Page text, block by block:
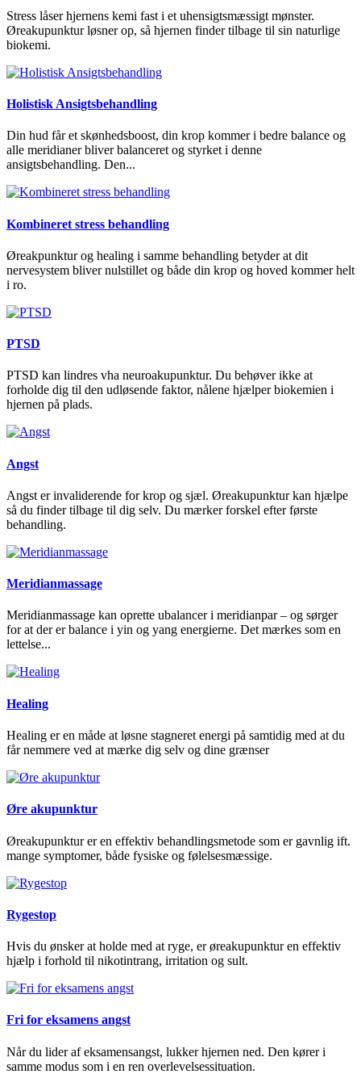
Stress låser hjernens kemi fast i et uhensigtsmæssigt mønster.
Øreakupunktur løsner op, så hjernen finder tilbage til sin naturlige
biokemi.
Holistisk Ansigtsbehandling
Din hud får et skønhedsboost, din krop kommer i bedre balance og
alle meridianer bliver balanceret og styrket i denne
ansigtsbehandling. Den...
Kombineret stress behandling
Øreakpunktur og healing i samme behandling betyder at dit
nervesystem bliver nulstillet og både din krop og hoved kommer helt
i ro.
PTSD
PTSD kan lindres vha neuroakupunktur. Du behøver ikke at
forholde dig til den udløsende faktor, nålene hjælper biokemien i
hjernen på plads.
Angst
Angst er invaliderende for krop og sjæl. Øreakupunktur kan hjælpe
så du finder tilbage til dig selv. Du mærker forskel efter første
behandling.
Meridianmassage
Meridianmassage kan oprette ubalancer i meridianpar – og sørger
for at der er balance i yin og yang energierne. Det mærkes som en
lettelse...
Healing
Healing er en måde at løsne stagneret energi på samtidig med at du
får nemmere ved at mærke dig selv og dine grænser
Øre akupunktur
Øreakupunktur er en effektiv behandlingsmetode som er gavnlig ift.
mange symptomer, både fysiske og følelsesmæssige.
Rygestop
Hvis du ønsker at holde med at ryge, er øreakupunktur en effektiv
hjælp i forhold til nikotintrang, irritation og sult.
Fri for eksamens angst
Når du lider af eksamensangst, lukker hjernen ned. Den kører i
samme modus som i en ren overlevelsessituation.